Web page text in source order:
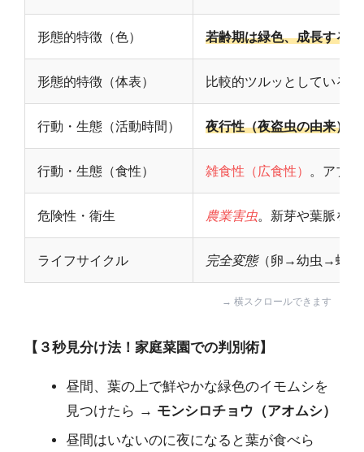
形態的特徴（色） 若齢期は緑色、成長する
形態的特徴（体表） 比較的ツルッとしている
行動・生態（活動時間） 夜行性（夜盗虫の由来）
行動・生態（食性） 雑食性（広食性） 。アブ
危険性・衛生 農業害虫。新芽や葉脈を
ライフサイクル 完全変態（卵→幼虫→蛹→
【３秒見分け法！家庭菜園での判別術】
昼間、葉の上で鮮やかな緑色のイモムシを
見つけたら → モンシロチョウ（アオムシ）
昼間はいないのに夜になると葉が食べら